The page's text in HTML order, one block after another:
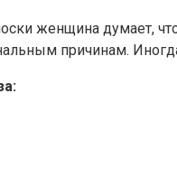
женщина думает,
причинам.